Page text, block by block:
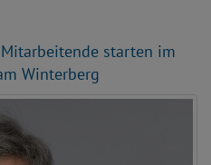
starten im
Winterberg